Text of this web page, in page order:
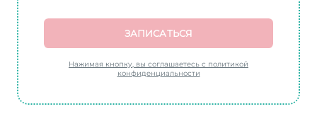
ЗАПИСАТЬСЯ
Нажимая кнопку, вы соглашаетесь с политикой
конфиденциальности